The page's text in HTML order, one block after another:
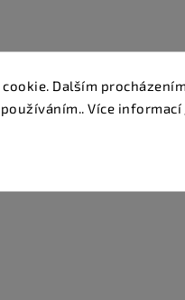
Dalším
Více informací